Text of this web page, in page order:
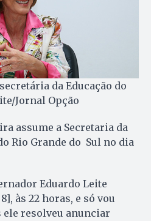
da Educação do
Jornal Opção
assume a Secretaria da
Rio Grande do Sul no dia
Eduardo Leite
às 22 horas, e só vou
ele resolveu anunciar